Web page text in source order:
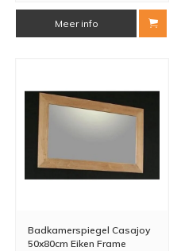
Meer info
Badkamerspiegel Casajoy
50x80cm Eiken Frame